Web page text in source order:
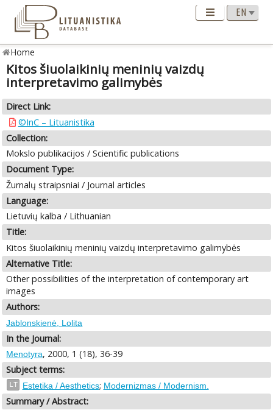
Home
Kitos šiuolaikinių meninių vaizdų
interpretavimo galimybės
Direct Link:
©InC – Lituanistika
Collection:
Mokslo publikacijos / Scientific publications
Document Type:
Žurnalų straipsniai / Journal articles
Language:
Lietuvių kalba / Lithuanian
Title:
Kitos šiuolaikinių meninių vaizdų interpretavimo galimybės
Alternative Title:
Other possibilities of the interpretation of contemporary art
images
Authors:
Jablonskienė, Lolita
In the Journal:
Menotyra, 2000, 1 (18), 36-39
Subject terms:
LT Estetika / Aesthetics; Modernizmas / Modernism.
Summary / Abstract: